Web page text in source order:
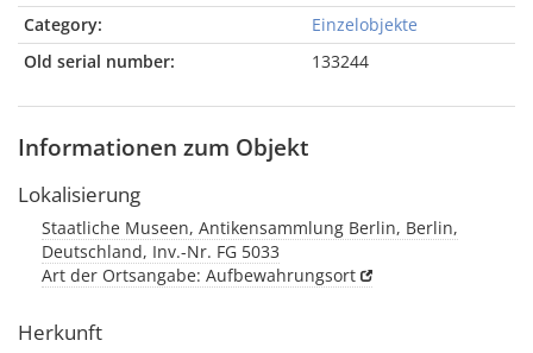
Category:
Einzelobjekte
Old serial number:
133244
Informationen zum Objekt
Lokalisierung
Staatliche Museen, Antikensammlung Berlin, Berlin,
Deutschland, Inv.-Nr. FG 5033
Art der Ortsangabe: Aufbewahrungsort
Herkunft